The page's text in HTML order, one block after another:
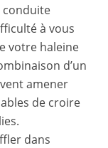
conduite
à vous
votre haleine
d’un
amener
de croire
dans